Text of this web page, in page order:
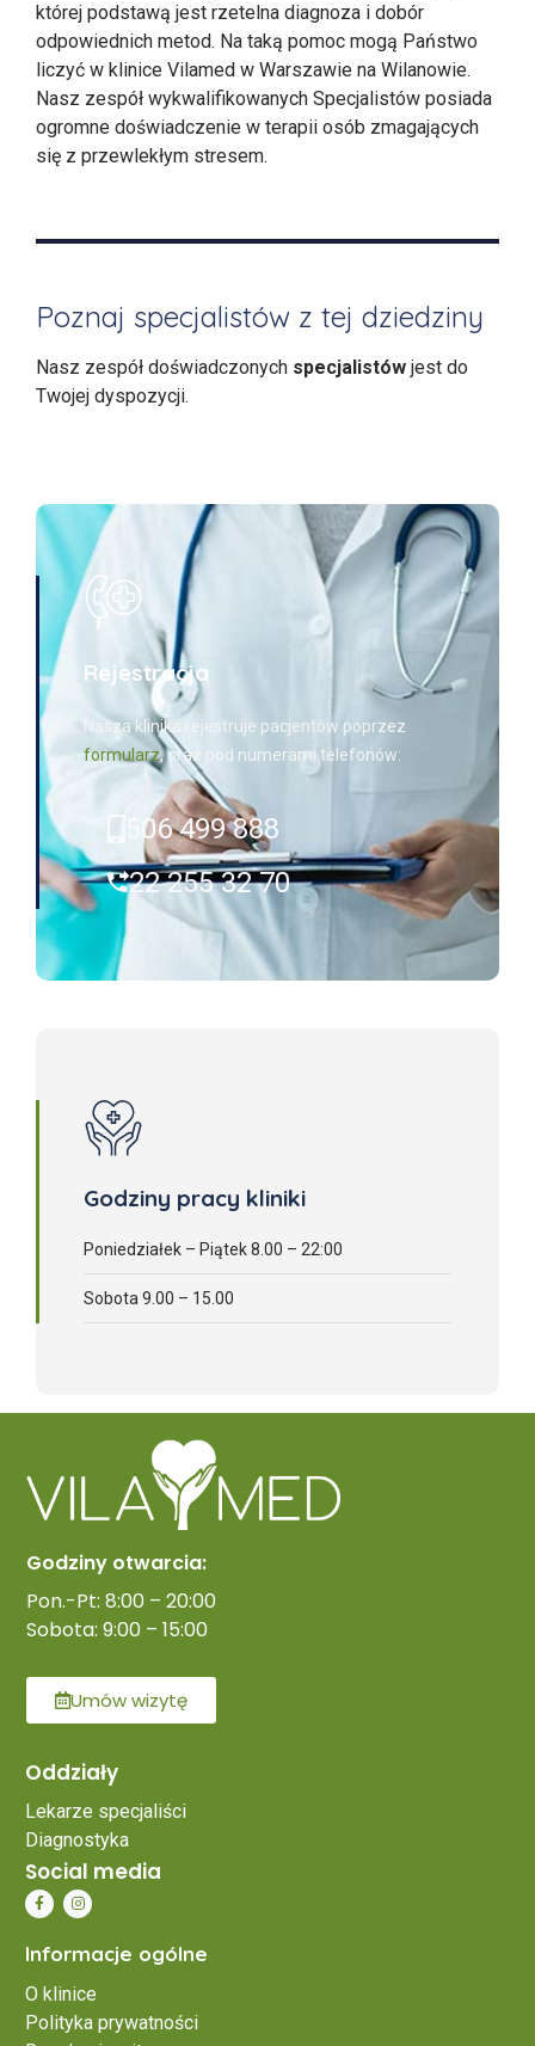
której podstawą jest rzetelna diagnoza i dobór
odpowiednich metod. Na taką pomoc mogą Państwo
liczyć w klinice Vilamed w Warszawie na Wilanowie.
Nasz zespół wykwalifikowanych Specjalistów posiada
ogromne doświadczenie w terapii osób zmagających
się z przewlekłym stresem.
Poznaj specjalistów z tej dziedziny
Nasz zespół doświadczonych specjalistów jest do
Twojej dyspozycji.
Rejestracja
Nasza klinika rejestruje pacjentów poprzez
formularz, oraz pod numerami telefonów:
506 499 888
22 255 32 70
Godziny pracy kliniki
Poniedziałek – Piątek 8.00 – 22:00
Sobota 9.00 – 15.00
Godziny otwarcia:
Pon.-Pt: 8:00 – 20:00
Sobota: 9:00 – 15:00
Umów wizytę
Oddziały
Lekarze specjaliści
Diagnostyka
Social media
Informacje ogólne
O klinice
Polityka prywatności